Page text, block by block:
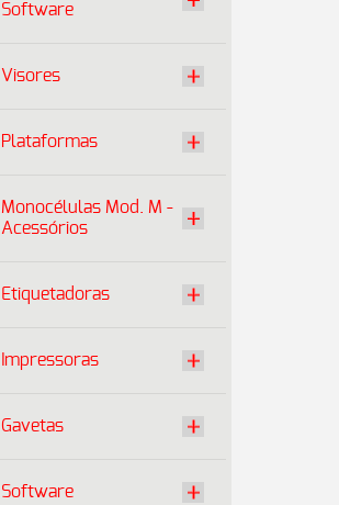
Software
Visores
Plataformas
Monocélulas Mod. M -
Acessórios
Etiquetadoras
Impressoras
Gavetas
Software